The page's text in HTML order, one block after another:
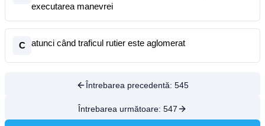
executarea manevrei
C atunci când traficul rutier este aglomerat
Întrebarea precedentă: 545
Întrebarea următoare: 547